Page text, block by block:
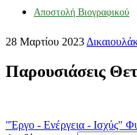
Αποστολή Βιογραφικού
28 Μαρτίου 2023
Παρουσιάσεις
"Έργο - Ενέργεια - Ισχύς"